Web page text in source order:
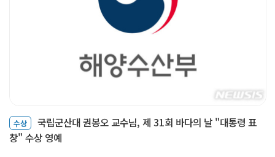
수상
국립군산대 권봉오 교수님, 제 31회 바다의 날 "대통령 표
창" 수상 영예